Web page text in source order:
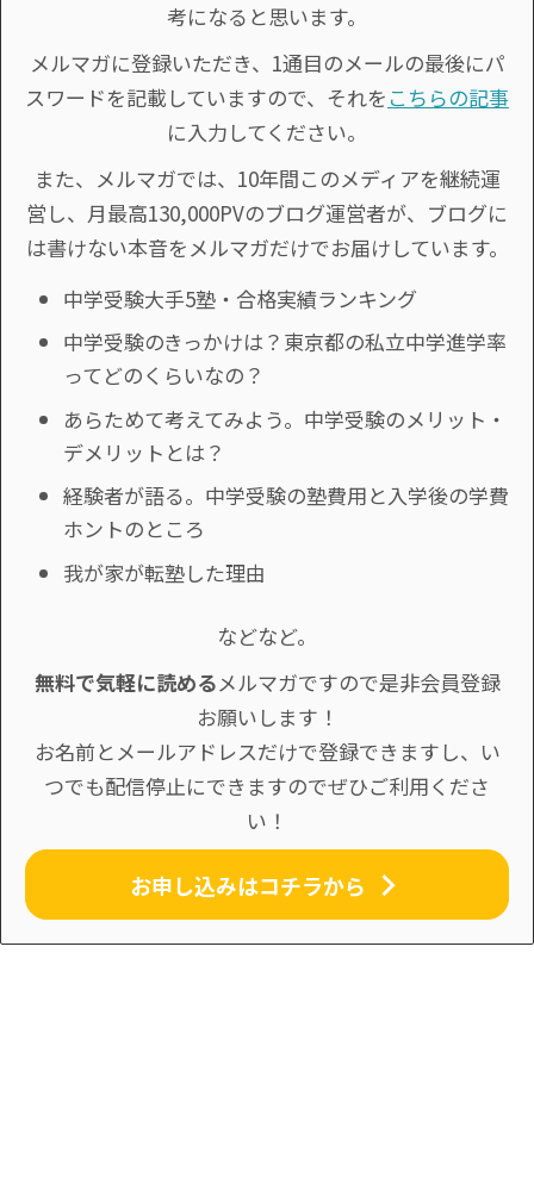
考になると思います。
メルマガに登録いただき、1通目のメールの最後にパ
スワードを記載していますので、それを こちらの記事
に入力してください。
また、メルマガでは、10年間このメディアを継続運
営し、月最高130,000PVのブログ運営者が、ブログに
は書けない本音をメルマガだけでお届けしています。
中学受験大手5塾・合格実績ランキング
中学受験のきっかけは？東京都の私立中学進学率
ってどのくらいなの？
あらためて考えてみよう。中学受験のメリット・
デメリットとは？
経験者が語る。中学受験の塾費用と入学後の学費
ホントのところ
我が家が転塾した理由
などなど。
無料で気軽に読めるメルマガですので是非会員登録
お願いします！
お名前とメールアドレスだけで登録できますし、い
つでも配信停止にできますのでぜひご利用くださ
い！
お申し込みはコチラから